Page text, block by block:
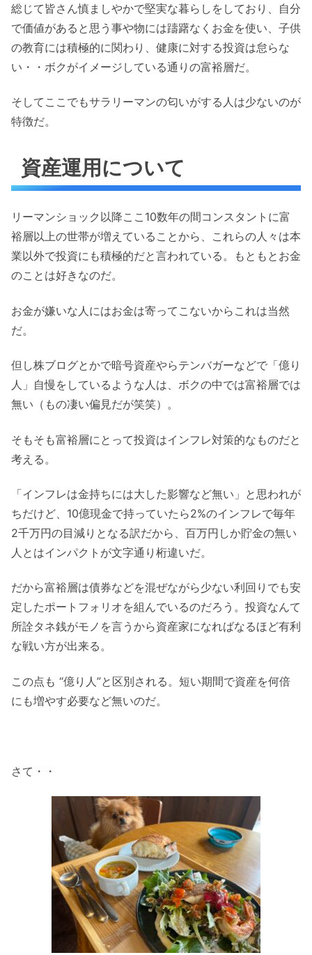
総じて皆さん慎ましやかで堅実な暮らしをしており、自分
で価値があると思う事や物には躊躇なくお金を使い、子供
の教育には積極的に関わり、健康に対する投資は怠らな
い・・ボクがイメージしている通りの富裕層だ。
そしてここでもサラリーマンの匂いがする人は少ないのが
特徴だ。
資産運用について
リーマンショック以降ここ10数年の間コンスタントに富
裕層以上の世帯が増えていることから、これらの人々は本
業以外で投資にも積極的だと言われている。もともとお金
のことは好きなのだ。
お金が嫌いな人にはお金は寄ってこないからこれは当然
だ。
但し株ブログとかで暗号資産やらテンバガーなどで「億り
人」自慢をしているような人は、ボクの中では富裕層では
無い（もの凄い偏見だが笑笑）。
そもそも富裕層にとって投資はインフレ対策的なものだと
考える。
「インフレは金持ちには大した影響など無い」と思われが
ちだけど、10億現金で持っていたら2%のインフレで毎年
2千万円の目減りとなる訳だから、百万円しか貯金の無い
人とはインパクトが文字通り桁違いだ。
だから富裕層は債券などを混ぜながら少ない利回りでも安
定したポートフォリオを組んでいるのだろう。投資なんて
所詮タネ銭がモノを言うから資産家になればなるほど有利
な戦い方が出来る。
この点も “億り人”と区別される。短い期間で資産を何倍
にも増やす必要など無いのだ。
さて・・